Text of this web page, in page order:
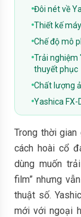
Đôi nét về
Thiết kế
Chế độ mô
Trải nghiệm
thuyết phục
Chất lượng
Yashica FX-
Trong thời gian
cách hoài cổ
dùng muốn
film” nhưng
thuật số.
mới với ngoại